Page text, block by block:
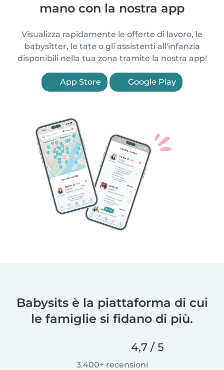
mano con la nostra app
Visualizza rapidamente le offerte di lavoro, le
babysitter, le tate o gli assistenti all'infanzia
disponibili nella tua zona tramite la nostra app!
App Store Google Play
Babysits è la piattaforma di cui
le famiglie si fidano di più.
4,7 / 5
3.400+ recensioni